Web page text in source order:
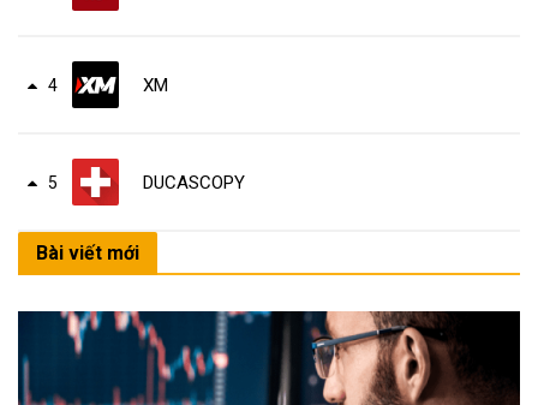
4 XM
5 DUCASCOPY
Bài viết mới